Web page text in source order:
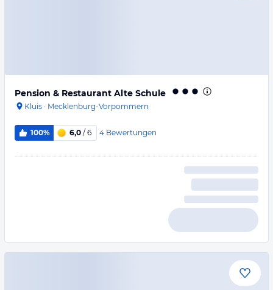
Pension & Restaurant Alte Schule
Kluis · Mecklenburg-Vorpommern
100% 6,0 / 6 4 Bewertungen